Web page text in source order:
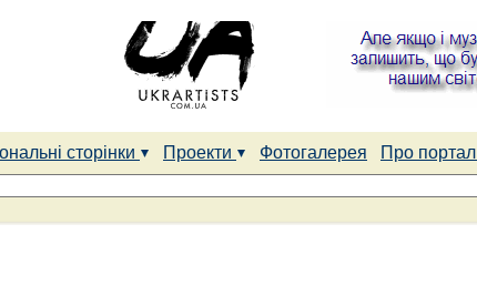
сторінки Проекти Фотогалерея Про портал